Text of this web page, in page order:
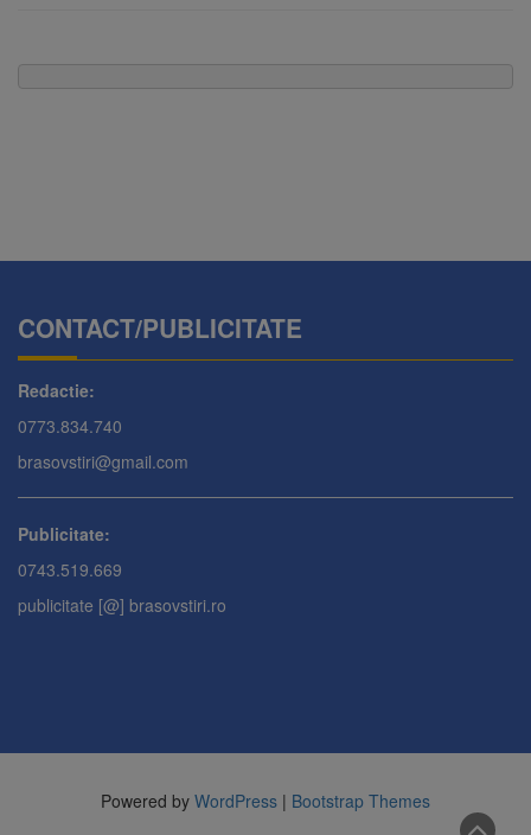
CONTACT/PUBLICITATE
Redactie:
0773.834.740
brasovstiri@gmail.com
Publicitate:
0743.519.669
publicitate [@] brasovstiri.ro
Powered by WordPress | Bootstrap Themes